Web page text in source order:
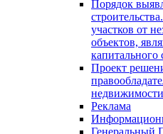
Порядок
участков от
объектов,
капитального
Проект
недвижимости
Реклама